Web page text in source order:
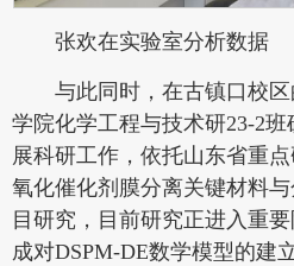
张欢在实验室分析数据
与此同时，在古镇口校
学院化学工程与技术研23-2
展科研工作，依托山东省重
氧化催化剂膜分离关键材料
目研究，目前研究正进入重
成对DSPM-DE数学模型的建